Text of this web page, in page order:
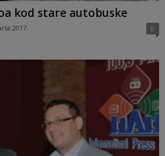
kod stare autobuske
2017. 0